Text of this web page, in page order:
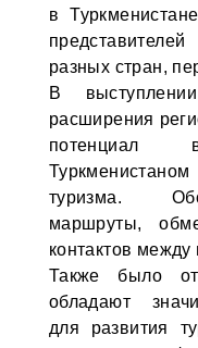
в
разных стран,
В
расширения
потенциал
туризма.
маршруты,
контактов
Также было
обладают
для развития